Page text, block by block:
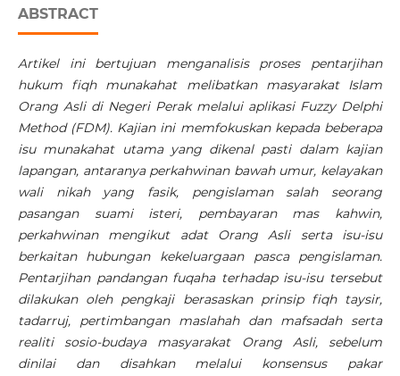
ABSTRACT
Artikel ini bertujuan menganalisis proses pentarjihan
hukum fiqh munakahat melibatkan masyarakat Islam
Orang Asli di Negeri Perak melalui aplikasi Fuzzy Delphi
Method (FDM). Kajian ini memfokuskan kepada beberapa
isu munakahat utama yang dikenal pasti dalam kajian
lapangan, antaranya perkahwinan bawah umur, kelayakan
wali nikah yang fasik, pengislaman salah seorang
pasangan suami isteri, pembayaran mas kahwin,
perkahwinan mengikut adat Orang Asli serta isu-isu
berkaitan hubungan kekeluargaan pasca pengislaman.
Pentarjihan pandangan fuqaha terhadap isu-isu tersebut
dilakukan oleh pengkaji berasaskan prinsip fiqh taysir,
tadarruj, pertimbangan maslahah dan mafsadah serta
realiti sosio-budaya masyarakat Orang Asli, sebelum
dinilai dan disahkan melalui konsensus pakar